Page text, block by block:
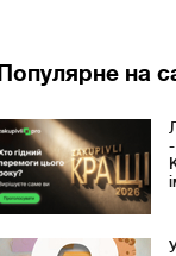
Популярне на